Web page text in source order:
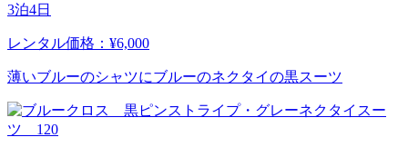
3泊4日
レンタル価格：¥6,000
薄いブルーのシャツにブルーのネクタイの黒スーツ